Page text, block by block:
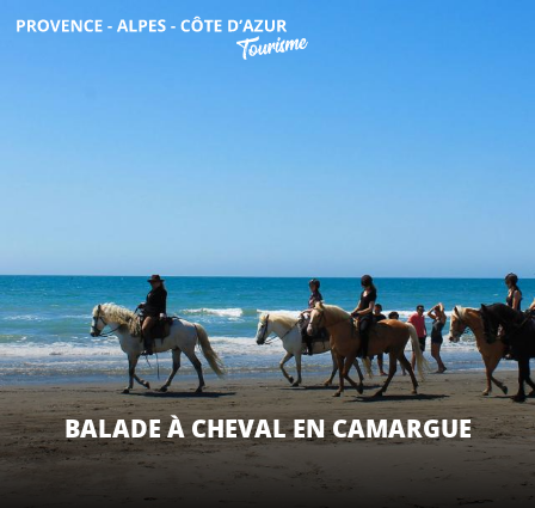
Aller
SÉJOURNER
ESPACE PRO
BALADE À CHEVAL EN CAMARGUE